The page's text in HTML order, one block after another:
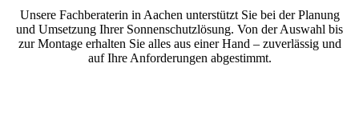
Unsere Fachberaterin in Aachen unterstützt Sie bei der Planung
und Umsetzung Ihrer Sonnenschutzlösung. Von der Auswahl bis
zur Montage erhalten Sie alles aus einer Hand – zuverlässig und
auf Ihre Anforderungen abgestimmt.